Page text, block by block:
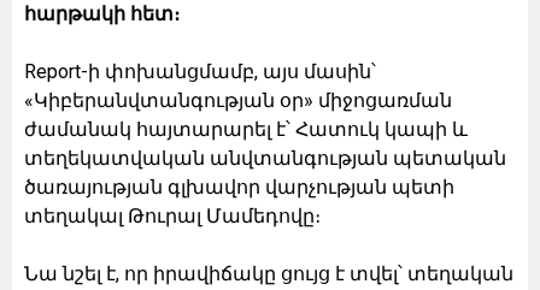
հարթակի հետ։
Report-ի փոխանցմամբ, այս մասին՝
«Կիբերանվտանգության օր» միջոցառման
ժամանակ հայտարարել է՝ Հատուկ կապի և
տեղեկատվական անվտանգության պետական
ծառայության գլխավոր վարչության պետի
տեղակալ Թուրալ Մամեդովը։
Նա նշել է, որ իրավիճակը ցույց է տվել՝ տեղական